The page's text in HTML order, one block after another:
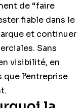
de “faire
fiable dans le
et continuer
Sans
visibilité, en
l’entreprise